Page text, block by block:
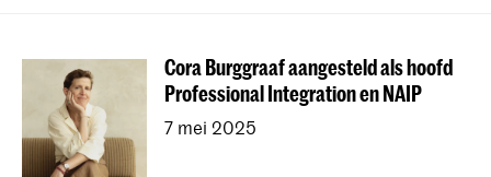
Cora Burggraaf aangesteld als hoofd
Professional Integration en NAIP
7 mei 2025